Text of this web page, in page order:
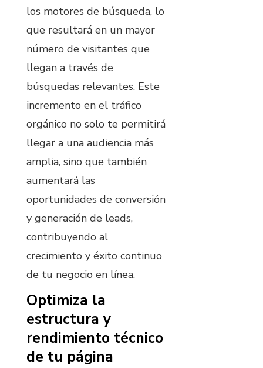
los motores de búsqueda, lo
que resultará en un mayor
número de visitantes que
llegan a través de
búsquedas relevantes. Este
incremento en el tráfico
orgánico no solo te permitirá
llegar a una audiencia más
amplia, sino que también
aumentará las
oportunidades de conversión
y generación de leads,
contribuyendo al
crecimiento y éxito continuo
de tu negocio en línea.
Optimiza la
estructura y
rendimiento técnico
de tu página